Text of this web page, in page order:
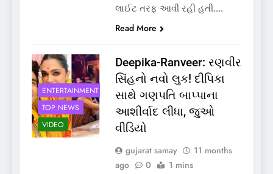
લાઈટ તરફ આવી રહી હતી….
Read More
ENTERTAINMENT
TOP NEWS
VIDEO
Deepika-Ranveer: રણવીર
સિંહનો નવો લુક! દીપિકા
સાથે ગણપતિ બાપ્પાના
આશીર્વાદ લીધા, જુઓ
વીડિયો
gujarat samay
11 months
ago
0 1 mins